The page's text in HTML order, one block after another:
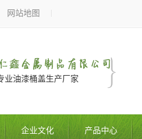
网站地图
业油漆桶盖生产厂家
企业文化 产品中心